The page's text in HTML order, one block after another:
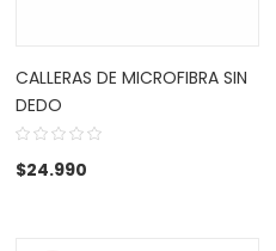
CALLERAS DE MICROFIBRA SIN
DEDO
$24.990